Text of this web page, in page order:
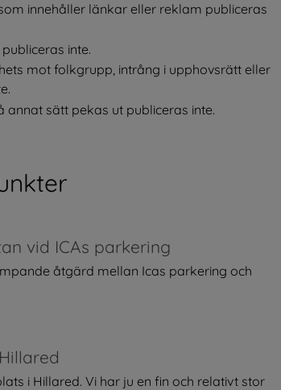
innehåller länkar eller reklam publiceras
inte.
mot folkgrupp, intrång i upphovsrätt eller
sätt pekas ut publiceras inte.
vid ICAs parkering
åtgärd mellan Icas parkering och
i Hillared. Vi har ju en fin och relativt stor